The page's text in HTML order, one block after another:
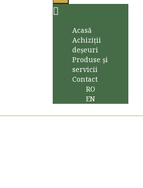
Acasă
Achiziții
deșeuri
Produse și
servicii
Contact
RO
EN